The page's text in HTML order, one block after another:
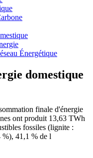
Énergétique
domestique
finale d'énergie
ont produit 13,63 TWh
fossiles (lignite :
%), 41,1 % de l